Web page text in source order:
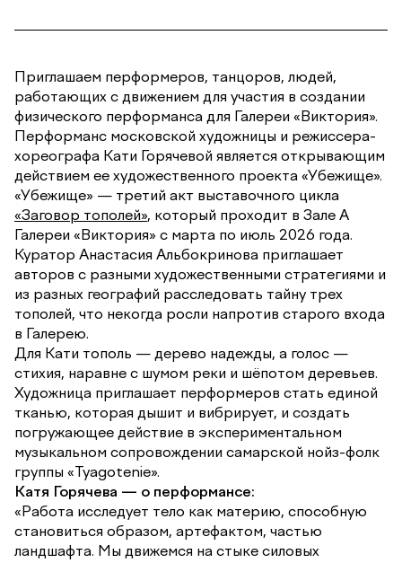
Приглашаем перформеров, танцоров, людей,
работающих с движением для участия в создании
физического перформанса для Галереи «Виктория».
Перформанс московской художницы и режиссера-
хореографа Кати Горячевой является открывающим
действием ее художественного проекта «Убежище».
«Убежище» — третий акт выставочного цикла
«Заговор тополей», который проходит в Зале А
Галереи «Виктория» с марта по июль 2026 года.
Куратор Анастасия Альбокринова приглашает
авторов с разными художественными стратегиями и
из разных географий расследовать тайну трех
тополей, что некогда росли напротив старого входа
в Галерею.
Для Кати тополь — дерево надежды, а голос —
стихия, наравне с шумом реки и шёпотом деревьев.
Художница приглашает перформеров стать единой
тканью, которая дышит и вибрирует, и создать
погружающее действие в экспериментальном
музыкальном сопровождении самарской нойз-фолк
группы «Tyagotenie».
Катя Горячева — о перформансе:
«Работа исследует тело как материю, способную
становиться образом, артефактом, частью
ландшафта. Мы движемся на стыке силовых